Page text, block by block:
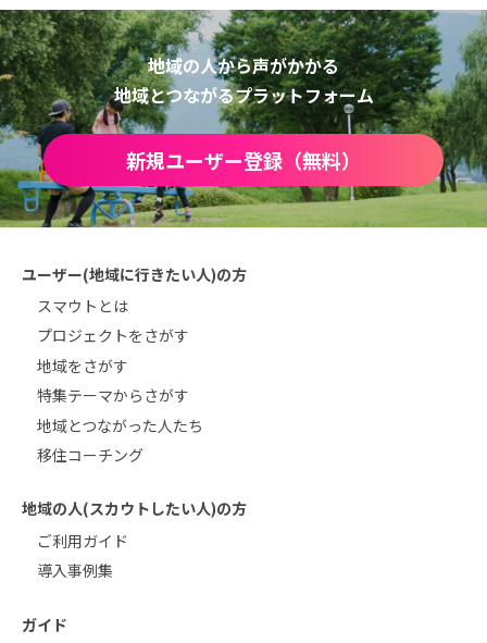
地域の人から声がかかる
地域とつながるプラットフォーム
新規ユーザー登録（無料）
ユーザー(地域に行きたい人)の方
スマウトとは
プロジェクトをさがす
地域をさがす
特集テーマからさがす
地域とつながった人たち
移住コーチング
地域の人(スカウトしたい人)の方
ご利用ガイド
導入事例集
ガイド